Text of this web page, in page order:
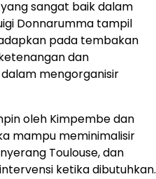
sangat baik dalam
Donnarumma tampil
pada tembakan
dan
mengorganisir
oleh Kimpembe dan
mampu meminimalisir
Toulouse, dan
ketika dibutuhkan.